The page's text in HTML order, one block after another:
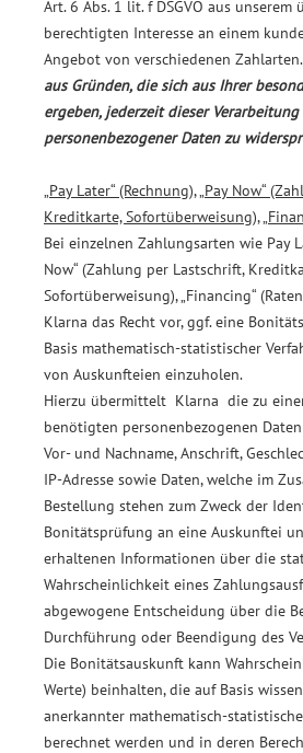
Art. 6 Abs. 1 lit. f DSGVO aus unserem
berechtigten Interesse an einem
Angebot von verschiedenen Zahlarten.
aus Gründen, die sich aus Ihrer
ergeben, jederzeit dieser
personenbezogener Daten zu
„Pay Later“ (Rechnung), „Pay Now“
Kreditkarte, Sofortüberweisung),
Bei einzelnen Zahlungsarten wie Pay
Now“ (Zahlung per Lastschrift,
Sofortüberweisung), „Financing“
Klarna das Recht vor, ggf. eine
Basis mathematisch-statistischer
von Auskunfteien einzuholen.
Hierzu übermittelt Klarna die zu
benötigten personenbezogenen
Vor- und Nachname, Anschrift,
IP-Adresse sowie Daten, welche im
Bestellung stehen zum Zweck der
Bonitätsprüfung an eine Auskunftei
erhaltenen Informationen über die
Wahrscheinlichkeit eines
abgewogene Entscheidung über die
Durchführung oder Beendigung des
Die Bonitätsauskunft kann
Werte) beinhalten, die auf Basis
anerkannter mathematisch-
berechnet werden und in deren